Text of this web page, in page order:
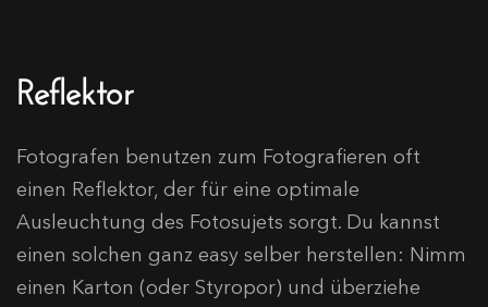
Reflektor
Fotografen benutzen zum Fotografieren oft
einen Reflektor, der für eine optimale
Ausleuchtung des Fotosujets sorgt. Du kannst
einen solchen ganz easy selber herstellen: Nimm
einen Karton (oder Styropor) und überziehe